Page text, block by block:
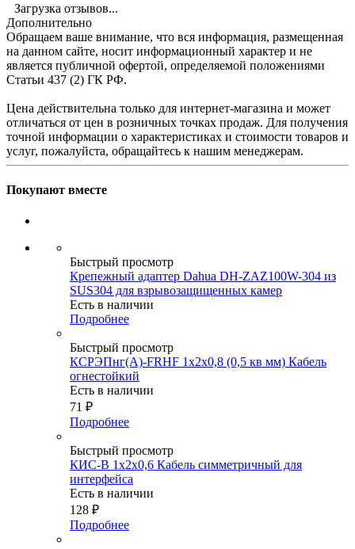
Загрузка отзывов...
Дополнительно
Обращаем ваше внимание, что вся информация, размещенная
на данном сайте, носит информационный характер и не
является публичной офертой, определяемой положениями
Статьи 437 (2) ГК РФ.
Цена действительна только для интернет-магазина и может
отличаться от цен в розничных точках продаж. Для получения
точной информации о характеристиках и стоимости товаров и
услуг, пожалуйста, обращайтесь к нашим менеджерам.
Покупают вместе
Быстрый просмотр
Крепежный адаптер Dahua DH-ZAZ100W-304 из
SUS304 для взрывозащищенных камер
Есть в наличии
Подробнее
Быстрый просмотр
КСРЭПнг(А)-FRHF 1х2х0,8 (0,5 кв мм) Кабель
огнестойкий
Есть в наличии
71 ₽
Подробнее
Быстрый просмотр
КИС-В 1х2х0,6 Кабель симметричный для
интерфейса
Есть в наличии
128 ₽
Подробнее